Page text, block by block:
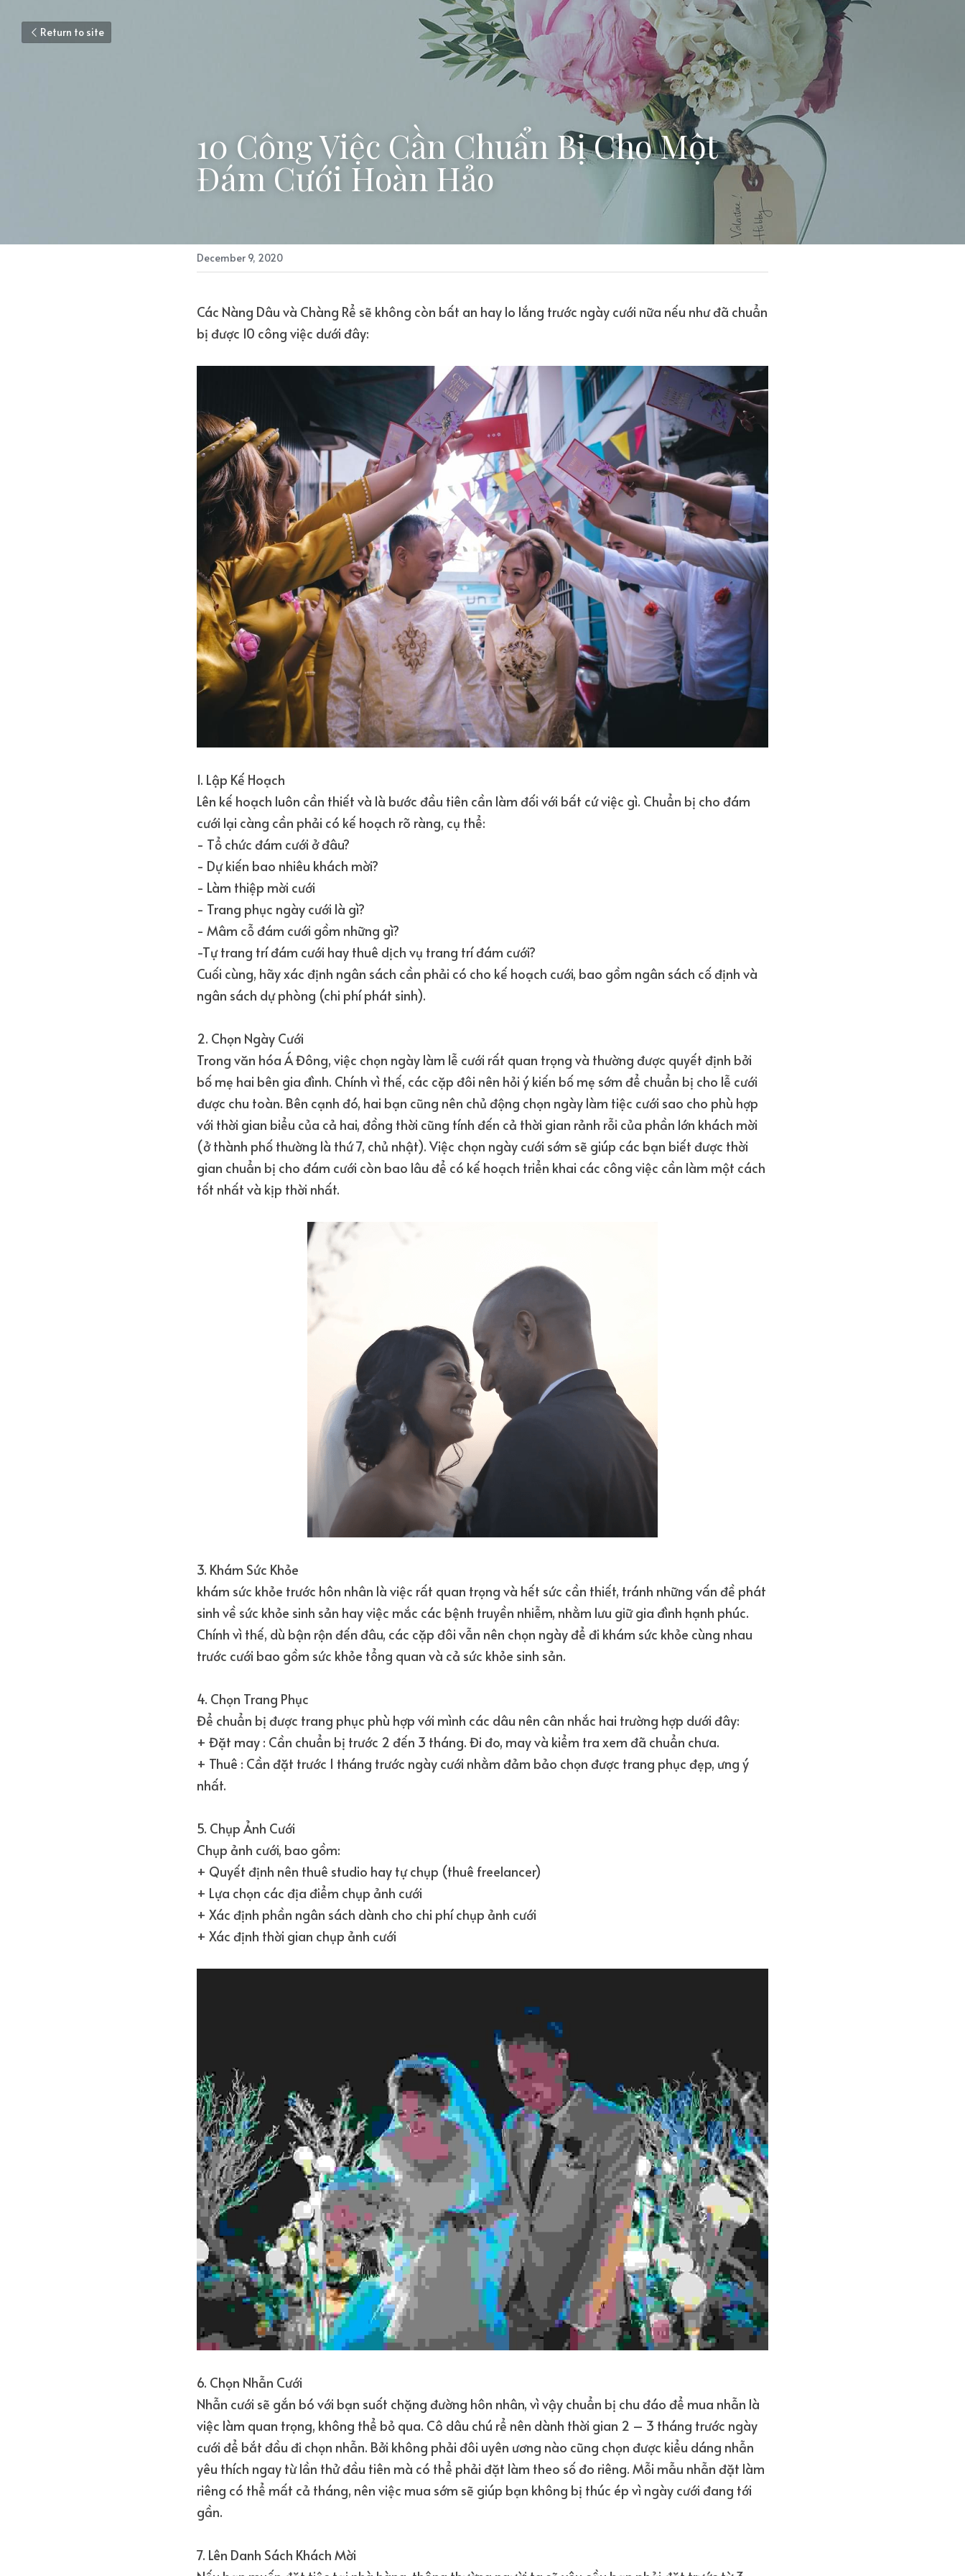
Return to site
10 Công Việc Cần Chuẩn Bị Cho Một
Đám Cưới Hoàn Hảo
December 9, 2020
Các Nàng Dâu và Chàng Rể sẽ không còn bất an hay lo lắng trước ngày cưới nữa nếu như đã chuẩn
bị được 10 công việc dưới đây:
1. Lập Kế Hoạch
Lên kế hoạch luôn cần thiết và là bước đầu tiên cần làm đối với bất cứ việc gì. Chuẩn bị cho đám
cưới lại càng cần phải có kế hoạch rõ ràng, cụ thể:
- Tổ chức đám cưới ở đâu?
- Dự kiến bao nhiêu khách mời?
- Làm thiệp mời cưới
- Trang phục ngày cưới là gì?
- Mâm cỗ đám cưới gồm những gì?
-Tự trang trí đám cưới hay thuê dịch vụ trang trí đám cưới?
Cuối cùng, hãy xác định ngân sách cần phải có cho kế hoạch cưới, bao gồm ngân sách cố định và
ngân sách dự phòng (chi phí phát sinh).
2. Chọn Ngày Cưới
Trong văn hóa Á Đông, việc chọn ngày làm lễ cưới rất quan trọng và thường được quyết định bởi
bố mẹ hai bên gia đình. Chính vì thế, các cặp đôi nên hỏi ý kiến bố mẹ sớm để chuẩn bị cho lễ cưới
được chu toàn. Bên cạnh đó, hai bạn cũng nên chủ động chọn ngày làm tiệc cưới sao cho phù hợp
với thời gian biểu của cả hai, đồng thời cũng tính đến cả thời gian rảnh rỗi của phần lớn khách mời
(ở thành phố thường là thứ 7, chủ nhật). Việc chọn ngày cưới sớm sẽ giúp các bạn biết được thời
gian chuẩn bị cho đám cưới còn bao lâu để có kế hoạch triển khai các công việc cần làm một cách
tốt nhất và kịp thời nhất.
3. Khám Sức Khỏe
khám sức khỏe trước hôn nhân là việc rất quan trọng và hết sức cần thiết, tránh những vấn đề phát
sinh về sức khỏe sinh sản hay việc mắc các bệnh truyền nhiễm, nhằm lưu giữ gia đình hạnh phúc.
Chính vì thế, dù bận rộn đến đâu, các cặp đôi vẫn nên chọn ngày để đi khám sức khỏe cùng nhau
trước cưới bao gồm sức khỏe tổng quan và cả sức khỏe sinh sản.
4. Chọn Trang Phục
Để chuẩn bị được trang phục phù hợp với mình các dâu nên cân nhắc hai trường hợp dưới đây:
+ Đặt may : Cần chuẩn bị trước 2 đến 3 tháng. Đi đo, may và kiểm tra xem đã chuẩn chưa.
+ Thuê : Cần đặt trước 1 tháng trước ngày cưới nhằm đảm bảo chọn được trang phục đẹp, ưng ý
nhất.
5. Chụp Ảnh Cưới
Chụp ảnh cưới, bao gồm:
+ Quyết định nên thuê studio hay tự chụp (thuê freelancer)
+ Lựa chọn các địa điểm chụp ảnh cưới
+ Xác định phần ngân sách dành cho chi phí chụp ảnh cưới
+ Xác định thời gian chụp ảnh cưới
6. Chọn Nhẫn Cưới
Nhẫn cưới sẽ gắn bó với bạn suốt chặng đường hôn nhân, vì vậy chuẩn bị chu đáo để mua nhẫn là
việc làm quan trọng, không thể bỏ qua. Cô dâu chú rể nên dành thời gian 2 – 3 tháng trước ngày
cưới để bắt đầu đi chọn nhẫn. Bởi không phải đôi uyên ương nào cũng chọn được kiểu dáng nhẫn
yêu thích ngay từ lần thử đầu tiên mà có thể phải đặt làm theo số đo riêng. Mỗi mẫu nhẫn đặt làm
riêng có thể mất cả tháng, nên việc mua sớm sẽ giúp bạn không bị thúc ép vì ngày cưới đang tới
gần.
7. Lên Danh Sách Khách Mời